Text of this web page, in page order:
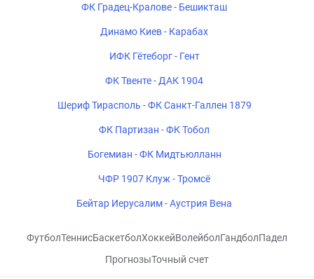
ФК Градец-Кралове - Бешикташ
Динамо Киев - Карабах
ИФК Гётеборг - Гент
ФК Твенте - ДАК 1904
Шериф Тирасполь - ФК Санкт-Галлен 1879
ФК Партизан - ФК Тобол
Богемиан - ФК Мидтьюлланн
ЧФР 1907 Клуж - Тромсё
Бейтар Иерусалим - Аустрия Вена
ФутболТеннисБаскетболХоккейВолейболГандболПадел
ПрогнозыТочный счет